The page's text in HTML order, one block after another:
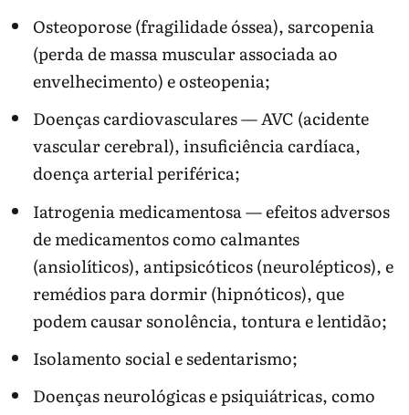
Osteoporose (fragilidade óssea), sarcopenia
(perda de massa muscular associada ao
envelhecimento) e osteopenia;
Doenças cardiovasculares — AVC (acidente
vascular cerebral), insuficiência cardíaca,
doença arterial periférica;
Iatrogenia medicamentosa — efeitos adversos
de medicamentos como calmantes
(ansiolíticos), antipsicóticos (neurolépticos), e
remédios para dormir (hipnóticos), que
podem causar sonolência, tontura e lentidão;
Isolamento social e sedentarismo;
Doenças neurológicas e psiquiátricas, como